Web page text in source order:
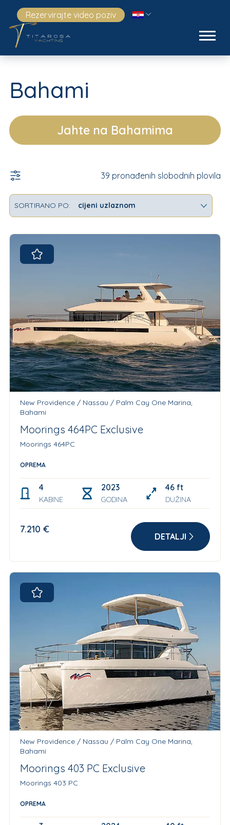
Rezervirajte video poziv
Bahami
Jahte na Bahamima
39 pronađenih slobodnih plovila
SORTIRANO PO:
New Providence / Nassau / Palm Cay One Marina,
Bahami
Moorings 464PC Exclusive
Moorings 464PC
OPREMA
4
KABINE
2023
GODINA
46 ft
DUŽINA
7.210 €
DETALJI
New Providence / Nassau / Palm Cay One Marina,
Bahami
Moorings 403 PC Exclusive
Moorings 403 PC
OPREMA